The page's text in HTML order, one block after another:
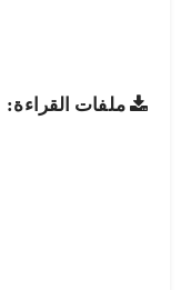
ملفات القراءة: